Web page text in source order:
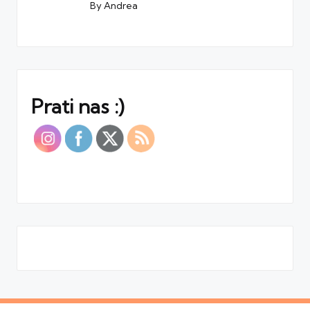
By Andrea
Prati nas :)